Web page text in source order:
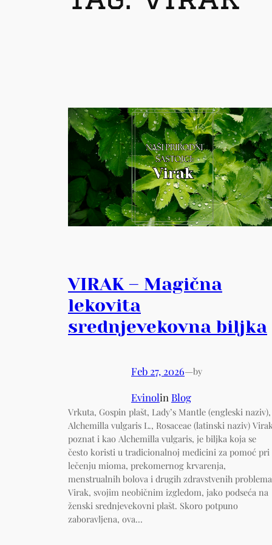
VIRAK – Magična
lekovita
srednjevekovna biljka
Feb 27, 2026—by
Evinolin Blog
Vrkuta, Gospin plašt, Lady’s Mantle (engleski naziv),
Alchemilla vulgaris L., Rosaceae (latinski naziv)
poznat i kao Alchemilla vulgaris, je biljka koja se
često koristi u tradicionalnoj medicini za pomoć pri
lečenju mioma, prekomernog krvarenja,
menstrualnih bolova i drugih zdravstvenih
Virak, svojim neobičnim izgledom, jako podseća na
ženski srednjevekovni plašt. Skoro potpuno
zaboravljena, ova…